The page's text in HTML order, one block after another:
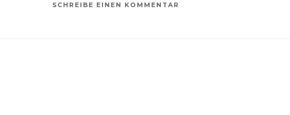
SCHREIBE EINEN KOMMENTAR